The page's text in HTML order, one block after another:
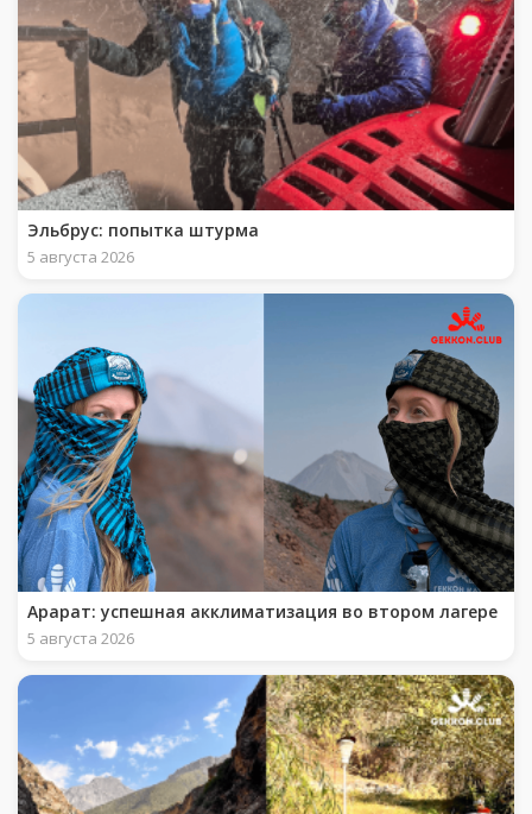
Эльбрус: попытка штурма
5 августа 2026
Арарат: успешная акклиматизация во втором лагере
5 августа 2026